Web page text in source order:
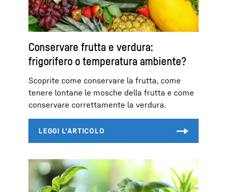
Conservare frutta e verdura:
frigorifero o temperatura ambiente?
Scoprite come conservare la frutta, come
tenere lontane le mosche della frutta e come
conservare correttamente la verdura.